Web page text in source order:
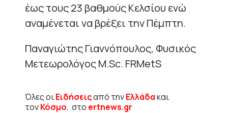
έως τους 23 βαθμούς Κελσίου ενώ
αναμένεται να βρέξει την Πέμπτη.
Παναγιώτης Γιαννόπουλος, Φυσικός
Μετεωρολόγος Μ.Sc. FRMetS
Όλες οιΕιδήσειςαπό τηνΕλλάδακαι
τονΚόσμο, στο ertnews.gr